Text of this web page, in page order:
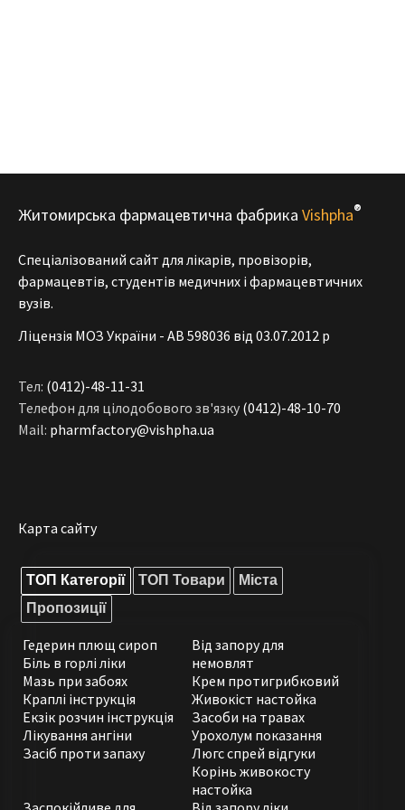
Житомирська фармацевтична фабрика Vishpha®
Спеціалізований сайт для лікарів, провізорів,
фармацевтів, студентів медичних і фармацевтичних
вузів.
Ліцензія МОЗ України - АВ 598036 від 03.07.2012 р
Тел: (0412)-48-11-31
Телефон для цілодобового зв'язку (0412)-48-10-70
Mail: pharmfactory@vishpha.ua
Карта сайту
ТОП Категорії ТОП Товари
Міста
Пропозиції
Гедерин плющ сироп
Біль в горлі ліки
Мазь при забоях
Краплі інструкція
Екзік розчин інструкція
Лікування ангіни
Засіб проти запаху
Від запору для
немовлят
Крем протигрибковий
Живокіст настойка
Засоби на травах
Урохолум показання
Люгс спрей відгуки
Корінь живокосту
настойка